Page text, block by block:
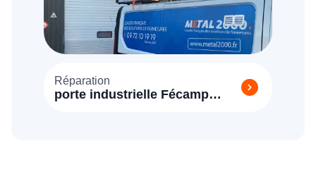
Réparation
porte industrielle Fécamp